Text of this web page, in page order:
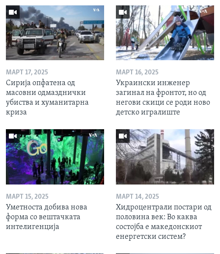
МАРТ 17, 2025
Сирија опфатена од
масовни одмазднички
убиства и хуманитарна
криза
МАРТ 16, 2025
Украински инженер
загинал на фронтот, но од
негови скици се роди ново
детско игралиште
МАРТ 15, 2025
Уметноста добива нова
форма со вештачката
интелигенција
МАРТ 14, 2025
Хидроцентрали постари од
половина век: Во каква
состојба е македонскиот
енергетски систем?